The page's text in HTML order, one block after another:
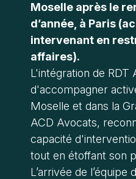
Moselle après le
d’année, à Paris
intervenant en
affaires).
L'intégration de RDT
d'accompagner
Moselle et dans la
ACD Avocats,
capacité
tout en étoffant son
L’arrivée de